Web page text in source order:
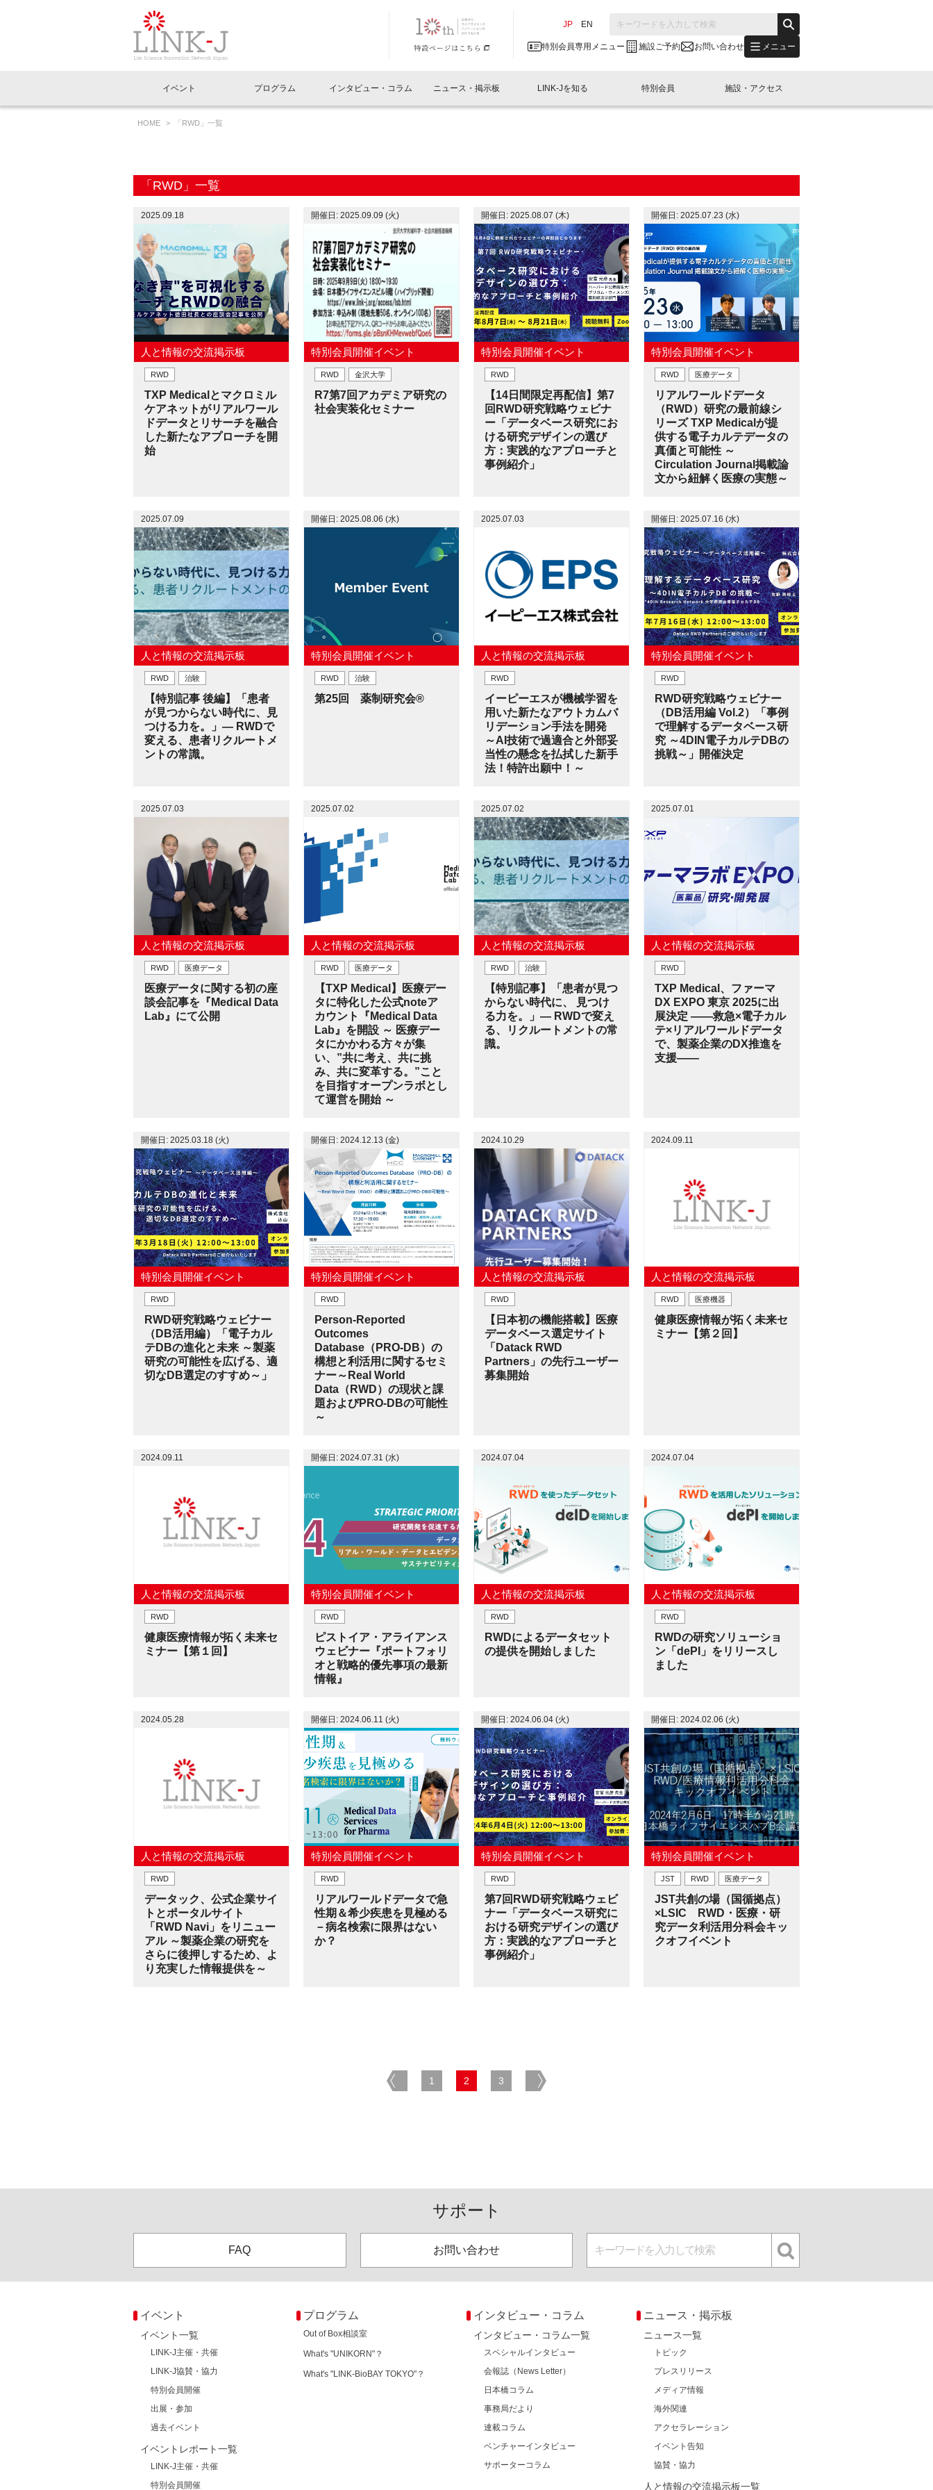
JP EN
特別会員専用メニュー 施設ご予約 お問い合わせ メニュー
イベントお知らせメール登録
イベント
過去イベント
プログラム インタビュー・コラム
事務局だより
ニュース・掲示板
アクセラレーション
協賛・協力 施設
LINK-Jを知る
国内外連携 サポーター紹介 事業内容
特別会員
専用メニューはこちら
施設・アクセス
アクセス
HOME 「RWD」一覧
「RWD」一覧
2025.09.18
人と情報の交流掲示板
RWD
TXP Medicalとマクロミル
ケアネットがリアルワール
ドデータとリサーチを融合
した新たなアプローチを開
始
開催日: 2025.09.09 (火)
特別会員開催イベント
RWD 金沢大学
R7第7回アカデミア研究の
社会実装化セミナー
開催日: 2025.08.07 (木)
特別会員開催イベント
RWD
【14日間限定再配信】第7
回RWD研究戦略ウェビナ
ー「データベース研究にお
ける研究デザインの選び
方：実践的なアプローチと
事例紹介」
開催日: 2025.07.23 (水)
特別会員開催イベント
RWD 医療データ
リアルワールドデータ
（RWD）研究の最前線シ
リーズ TXP Medicalが提
供する電子カルテデータの
真価と可能性 ～
Circulation Journal掲載論
文から紐解く医療の実態～
2025.07.09
人と情報の交流掲示板
RWD 治験
【特別記事 後編】「患者
が見つからない時代に、見
つける力を。」― RWDで
変える、患者リクルートメ
ントの常識。
開催日: 2025.08.06 (水)
特別会員開催イベント
RWD 治験
第25回 薬制研究会®
2025.07.03
人と情報の交流掲示板
RWD
イーピーエスが機械学習を
用いた新たなアウトカムバ
リデーション手法を開発
～AI技術で過適合と外部妥
当性の懸念を払拭した新手
法！特許出願中！～
開催日: 2025.07.16 (水)
特別会員開催イベント
RWD
RWD研究戦略ウェビナー
（DB活用編 Vol.2）「事例
で理解するデータベース研
究 ～4DIN電子カルテDBの
挑戦～」開催決定
2025.07.03
人と情報の交流掲示板
RWD 医療データ
医療データに関する初の座
談会記事を『Medical Data
Lab』にて公開
2025.07.02
人と情報の交流掲示板
RWD 医療データ
【TXP Medical】医療デー
タに特化した公式noteア
カウント『Medical Data
Lab』を開設 ～ 医療デー
タにかかわる方々が集
い、”共に考え、共に挑
み、共に変革する。”こと
を目指すオープンラボとし
て運営を開始 ～
2025.07.02
人と情報の交流掲示板
RWD 治験
【特別記事】「患者が見つ
からない時代に、 見つけ
る力を。」― RWDで変え
る、リクルートメントの常
識。
2025.07.01
人と情報の交流掲示板
RWD
TXP Medical、ファーマ
DX EXPO 東京 2025に出
展決定 ――救急×電子カル
テ×リアルワールドデータ
で、製薬企業のDX推進を
支援――
開催日: 2025.03.18 (火)
特別会員開催イベント
RWD
RWD研究戦略ウェビナー
（DB活用編）「電子カル
テDBの進化と未来 ～製薬
研究の可能性を広げる、適
切なDB選定のすすめ～」
開催日: 2024.12.13 (金)
特別会員開催イベント
RWD
Person-Reported
Outcomes
Database（PRO-DB）の
構想と利活用に関するセミ
ナー～Real World
Data（RWD）の現状と課
題およびPRO-DBの可能性
～
2024.10.29
人と情報の交流掲示板
RWD
【日本初の機能搭載】医療
データベース選定サイト
「Datack RWD
Partners」の先行ユーザー
募集開始
2024.09.11
人と情報の交流掲示板
RWD 医療機器
健康医療情報が拓く未来セ
ミナー【第２回】
2024.09.11
人と情報の交流掲示板
RWD
健康医療情報が拓く未来セ
ミナー【第１回】
開催日: 2024.07.31 (水)
特別会員開催イベント
RWD
ピストイア・アライアンス
ウェビナー『ポートフォリ
オと戦略的優先事項の最新
情報』
2024.07.04
人と情報の交流掲示板
RWD
RWDによるデータセット
の提供を開始しました
2024.07.04
人と情報の交流掲示板
RWD
RWDの研究ソリューショ
ン「dePI」をリリースし
ました
2024.05.28
人と情報の交流掲示板
RWD
データック、公式企業サイ
トとポータルサイト
「RWD Navi」をリニュー
アル ～製薬企業の研究を
さらに後押しするため、よ
り充実した情報提供を～
開催日: 2024.06.11 (火)
特別会員開催イベント
RWD
リアルワールドデータで急
性期＆希少疾患を見極める
－病名検索に限界はない
か？
開催日: 2024.06.04 (火)
特別会員開催イベント
RWD
第7回RWD研究戦略ウェビ
ナー「データベース研究に
おける研究デザインの選び
方：実践的なアプローチと
事例紹介」
開催日: 2024.02.06 (火)
特別会員開催イベント
JST RWD 医療データ
JST共創の場（国循拠点）
×LSIC RWD・医療・研
究データ利活用分科会キッ
クオフイベント
1 2 3
サポート
FAQ お問い合わせ
イベント
イベント一覧
LINK-J主催・共催
LINK-J協賛・協力
特別会員開催
出展・参加
過去イベント
イベントレポート一覧
LINK-J主催・共催
特別会員開催
プログラム
Out of Box相談室
What's "UNIKORN"？
What's "LINK-BioBAY TOKYO"？
インタビュー・コラム
インタビュー・コラム一覧
スペシャルインタビュー
会報誌（News Letter）
日本橋コラム
事務局だより
連載コラム
ベンチャーインタビュー
サポーターコラム
ニュース・掲示板
ニュース一覧
トピック
プレスリリース
メディア情報
海外関連
アクセラレーション
イベント告知
協賛・協力
人と情報の交流掲示板一覧